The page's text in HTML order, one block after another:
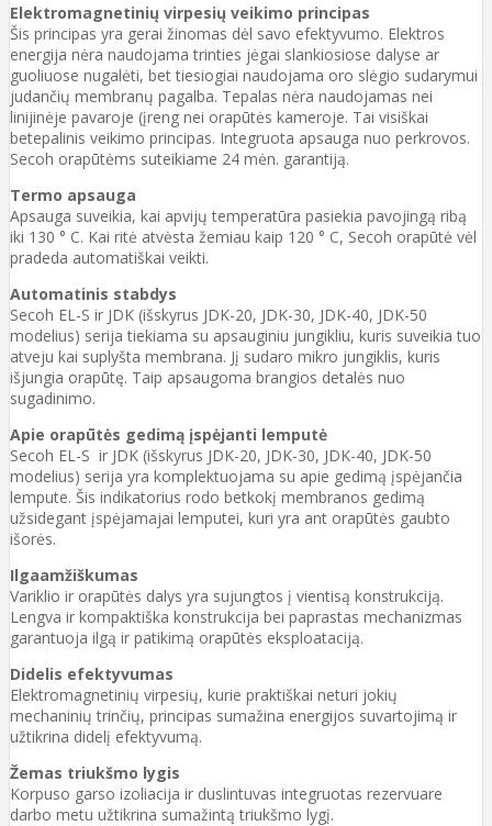
Elektromagnetinių virpesių veikimo principas
Šis principas yra gerai žinomas dėl savo efektyvumo. Elektros
energija nėra naudojama trinties jėgai slankiosiose dalyse ar
guoliuose nugalėti, bet tiesiogiai naudojama oro slėgio sudarymui
judančių membranų pagalba. Tepalas nėra naudojamas nei
linijinėje pavaroje (įreng nei orapūtės kameroje. Tai visiškai
betepalinis veikimo principas. Integruota apsauga nuo perkrovos.
Secoh orapūtėms suteikiame 24 mėn. garantiją.
Termo apsauga
Apsauga suveikia, kai apvijų temperatūra pasiekia pavojingą ribą
iki 130 ° C. Kai ritė atvėsta žemiau kaip 120 ° C, Secoh orapūtė vėl
pradeda automatiškai veikti.
Automatinis stabdys
Secoh EL-S ir JDK (išskyrus JDK-20, JDK-30, JDK-40, JDK-50
modelius) serija tiekiama su apsauginiu jungikliu, kuris suveikia tuo
atveju kai suplyšta membrana. Jį sudaro mikro jungiklis, kuris
išjungia orapūtę. Taip apsaugoma brangios detalės nuo
sugadinimo.
Apie orapūtės gedimą įspėjanti lemputė
Secoh EL-S ir JDK (išskyrus JDK-20, JDK-30, JDK-40, JDK-50
modelius) serija yra komplektuojama su apie gedimą įspėjančia
lempute. Šis indikatorius rodo betkokį membranos gedimą
užsidegant įspėjamajai lemputei, kuri yra ant orapūtės gaubto
išorės.
Ilgaamžiškumas
Variklio ir orapūtės dalys yra sujungtos į vientisą konstrukciją.
Lengva ir kompaktiška konstrukcija bei paprastas mechanizmas
garantuoja ilgą ir patikimą orapūtės eksploataciją.
Didelis efektyvumas
Elektromagnetinių virpesių, kurie praktiškai neturi jokių
mechaninių trinčių, principas sumažina energijos suvartojimą ir
užtikrina didelį efektyvumą.
Žemas triukšmo lygis
Korpuso garso izoliacija ir duslintuvas integruotas rezervuare
darbo metu užtikrina sumažintą triukšmo lygį.